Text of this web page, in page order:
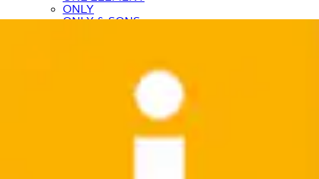
ONLY
ONLY & SONS